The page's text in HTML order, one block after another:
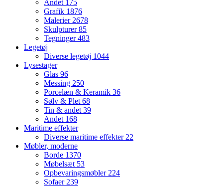
Andet 175
Grafik 1876
Malerier 2678
Skulpturer85
Tegninger483
Legetøj
Diverse legetøj 1044
Lysestager
Glas 96
Messing 250
Porcelæn & Keramik 36
Sølv & Plet 68
Tin & andet 39
Andet 168
Maritime effekter
Diverse maritime effekter 22
Møbler, moderne
Borde 1370
Møbelsæt 53
Opbevaringsmøbler 224
Sofaer 239